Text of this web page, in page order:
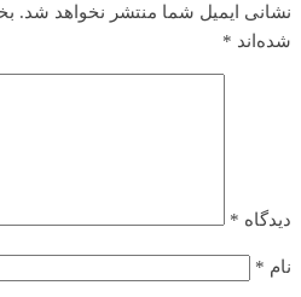
نشانی ایمیل شما منتشر نخواهد شد.
شده‌اند *
دیدگاه *
نام *